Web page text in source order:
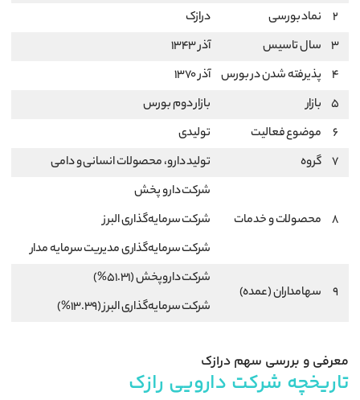
2
نماد بورسی
درازک
3 سال تاسیس
آذر 1343
4 پذیرفته شدن در بورس آذر 1370
5 بازار
بازار دوم بورس
6
موضوع فعالیت
تولیدی
7 گروه تولید دارو، محصولات انسانی و دامی
8 محصولات و خدمات
شرکت دارو پخش
شرکت سرمایه‌گذاری البرز
شرکت سرمایه‌گذاری مدیریت سرمایه مدار
9 سهامداران (عمده)
شرکت داروپخش (51.31%)
شرکت سرمایه‌گذاری البرز (13.39%)
معرفی و بررسی سهم درازک
تاریخچه شرکت دارویی رازک